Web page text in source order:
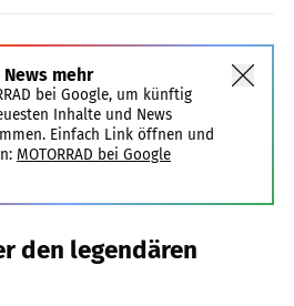
mehr
bei Google, um künftig
Inhalte und News
Einfach Link öffnen und
MOTORRAD bei Google
den legendären